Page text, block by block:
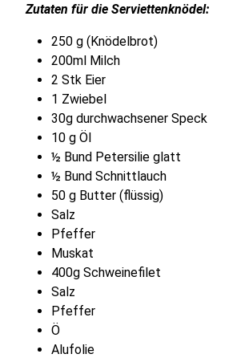
Zutaten für die Serviettenknödel:
250 g (Knödelbrot)
200ml Milch
2 Stk Eier
1 Zwiebel
30g durchwachsener Speck
10 g Öl
½ Bund Petersilie glatt
½ Bund Schnittlauch
50 g Butter (flüssig)
Salz
Pfeffer
Muskat
400g Schweinefilet
Salz
Pfeffer
Ö
Alufolie